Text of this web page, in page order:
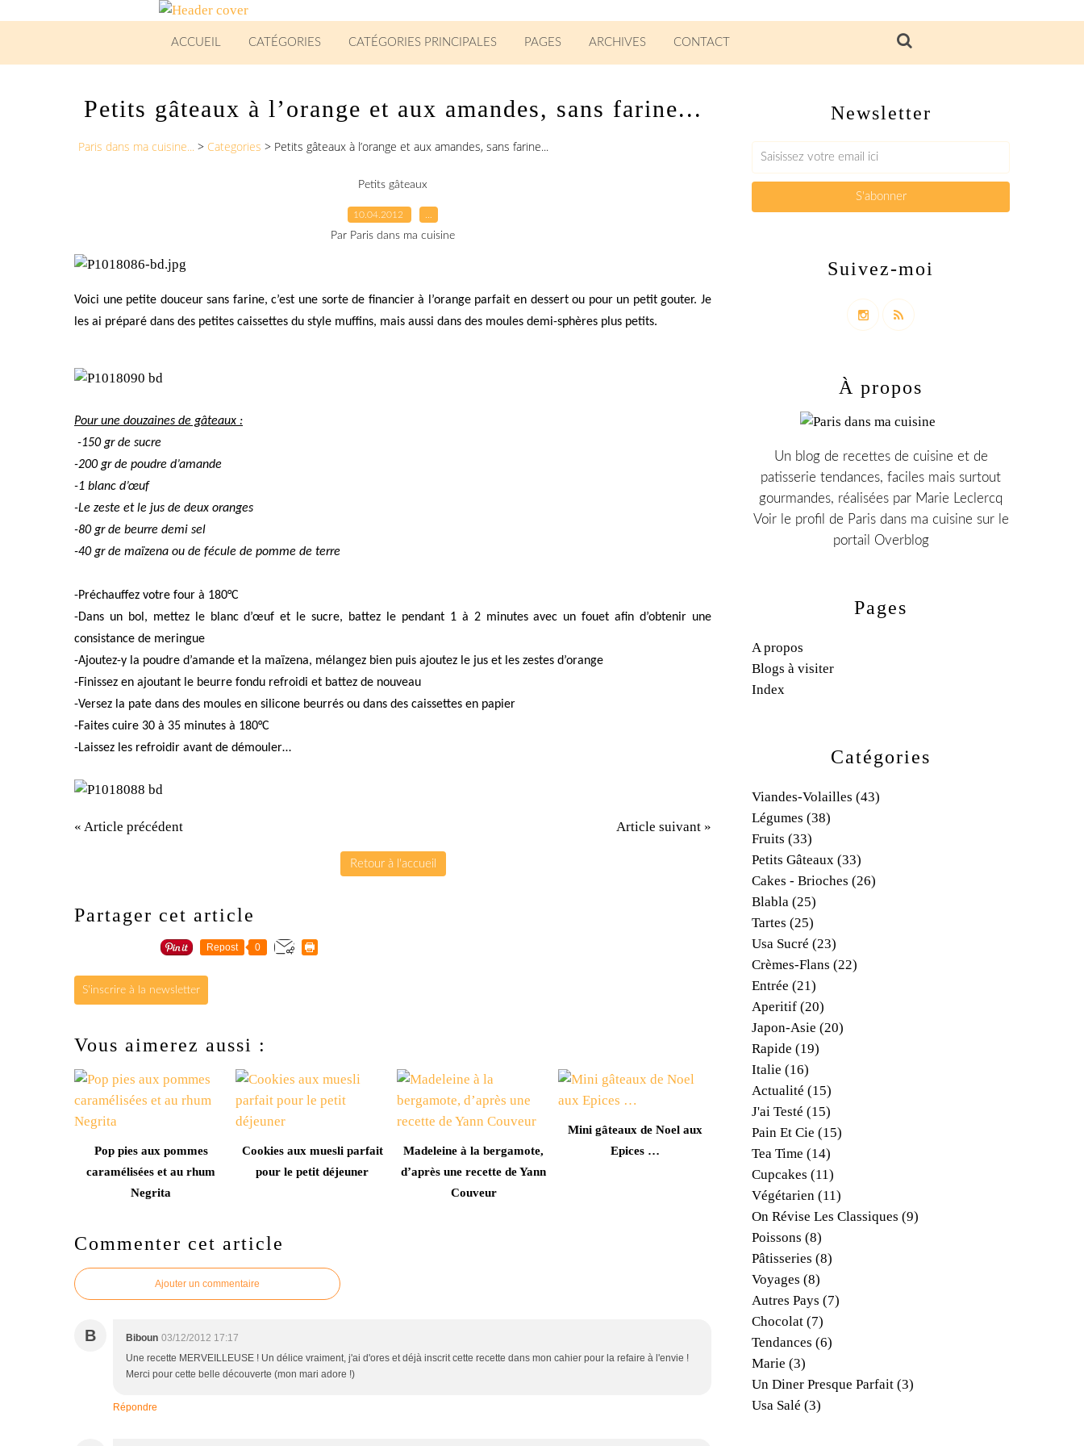
ACCUEIL CATÉGORIES CATÉGORIES PRINCIPALES PAGES ARCHIVES CONTACT
Petits gâteaux à l’orange et aux amandes, sans farine...
Paris dans ma cuisine... > Categories > Petits gâteaux à l’orange et aux amandes, sans farine...
Petits gâteaux
10.04.2012
Par Paris dans ma cuisine
Voici une petite douceur sans farine, c’est une sorte de financier à l’orange parfait en dessert ou pour un petit gouter. Je
les ai préparé dans des petites caissettes du style muffins, mais aussi dans des moules demi-sphères plus petits.
Pour une douzaines de gâteaux :
-150 gr de sucre
-200 gr de poudre d’amande
-1 blanc d’œuf
-Le zeste et le jus de deux oranges
-80 gr de beurre demi sel
-40 gr de maïzena ou de fécule de pomme de terre
-Préchauffez votre four à 180°C
-Dans un bol, mettez le blanc d’œuf et le sucre, battez le pendant 1 à 2 minutes avec un fouet afin d’obtenir une
consistance de meringue
-Ajoutez-y la poudre d’amande et la maïzena, mélangez bien puis ajoutez le jus et les zestes d’orange
-Finissez en ajoutant le beurre fondu refroidi et battez de nouveau
-Versez la pate dans des moules en silicone beurrés ou dans des caissettes en papier
-Faites cuire 30 à 35 minutes à 180°C
-Laissez les refroidir avant de démouler…
« Article précédent Article suivant »
Retour à l'accueil
Partager cet article
Repost 0
S'inscrire à la newsletter
Vous aimerez aussi :
Pop pies aux pommes
caramélisées et au rhum
Negrita
Cookies aux muesli parfait
pour le petit déjeuner
Madeleine à la bergamote,
d’après une recette de Yann
Couveur
Mini gâteaux de Noel aux
Epices …
Commenter cet article
Ajouter un commentaire
B Biboun 03/12/2012 17:17
Une recette MERVEILLEUSE ! Un délice vraiment, j'ai d'ores et déjà inscrit cette recette dans mon cahier pour la refaire à l'envie !
Merci pour cette belle découverte (mon mari adore !)
Répondre
Newsletter
Catégories
Viandes-Volailles (43)
Légumes (38)
Fruits (33)
Petits Gâteaux (33)
Cakes - Brioches (26)
Blabla (25)
Tartes (25)
Usa Sucré (23)
Crèmes-Flans (22)
Entrée (21)
Aperitif (20)
Japon-Asie (20)
Rapide (19)
Italie (16)
Actualité (15)
J'ai Testé (15)
Pain Et Cie (15)
Tea Time (14)
Cupcakes (11)
Végétarien (11)
On Révise Les Classiques (9)
Poissons (8)
Pâtisseries (8)
Voyages (8)
Autres Pays (7)
Chocolat (7)
Tendances (6)
Marie (3)
Un Diner Presque Parfait (3)
Usa Salé (3)
Pages
A propos
Blogs à visiter
Index
Suivez-moi
À propos
Un blog de recettes de cuisine et de
patisserie tendances, faciles mais surtout
gourmandes, réalisées par Marie Leclercq
Voir le profil de Paris dans ma cuisine sur le
portail Overblog